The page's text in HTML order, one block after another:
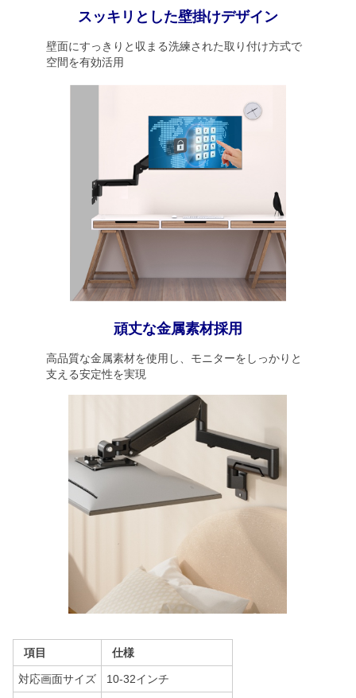
スッキリとした壁掛けデザイン
壁面にすっきりと収まる洗練された取り付け方式で
空間を有効活用
頑丈な金属素材採用
高品質な金属素材を使用し、モニターをしっかりと
支える安定性を実現
項目 仕様
対応画面サイズ 10-32インチ